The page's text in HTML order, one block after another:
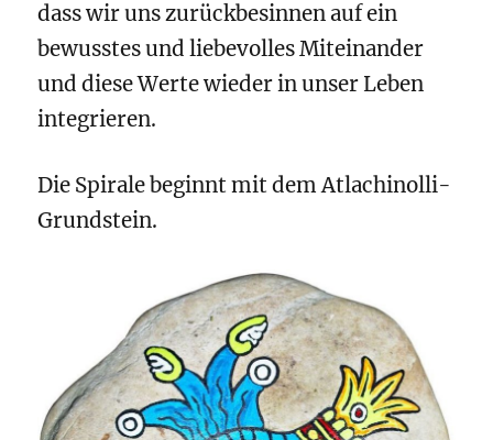
dass wir uns zurückbesinnen auf ein
bewusstes und liebevolles Miteinander
und diese Werte wieder in unser Leben
integrieren.
Die Spirale beginnt mit dem Atlachinolli-
Grundstein.